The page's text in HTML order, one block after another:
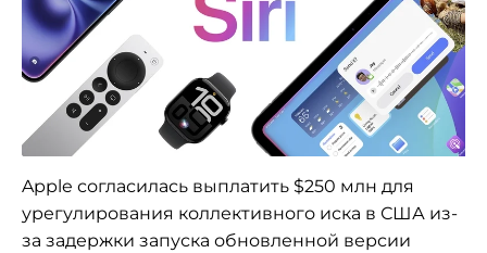
Apple согласилась выплатить $250 млн для
урегулирования коллективного иска в США из-
за задержки запуска обновленной версии